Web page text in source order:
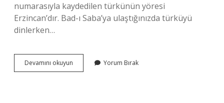
numarasıyla kaydedilen türkünün yöresi
Erzincan’dır. Bad-ı Saba’ya ulaştığınızda türküyü
dinlerken…
Devamını okuyun
I
Yorum Bırak